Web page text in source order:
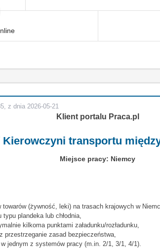
z dnia 2026-05-21
Klient portalu Praca.pl
Kierowczyni transportu
Miejsce pracy: Niemcy
towarów (żywność, leki) na trasach krajowych w
typu plandeka lub chłodnia,
kilkoma punktami załadunku/rozładunku,
przestrzeganie zasad bezpieczeństwa,
jednym z systemów pracy (m.in. 2/1, 3/1, 4/1).